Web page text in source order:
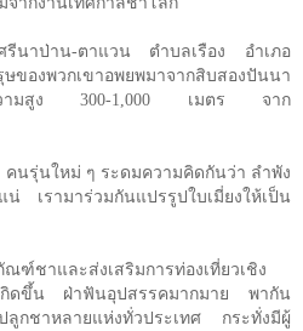
รีนาป่าน-ตาแวน ตำบลเรือง อำเภอ
องพวกเขาอพยพมาจากสิบสองปันนา
ความสูง300-1,000 เมตร จาก
คนรุ่นใหม่ ๆ ระดมความคิดกันว่า ลำพัง
น่ เรามาร่วมกันแปรรูปใบเมี่ยงให้เป็น
ฑ์ชาและส่งเสริมการท่องเที่ยวเชิง
ดขึ้น ฝ่าฟันอุปสรรคมากมาย พากัน
ลูกชาหลายแห่งทั่วประเทศ กระทั่งมีผู้